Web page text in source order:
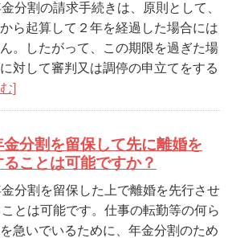
分割の請求手続きは、原則として、
ら起算して２年を経過した場合には
。したがって、この期限を過ぎた場
対して審判又は調停の申立てをする
]
金分割を留保して先に離婚を
ることは可能ですか？
分割を留保した上で離婚を先行させ
ことは可能です。仕事の転勤等の何ら
急いでいるために、年金分割のため